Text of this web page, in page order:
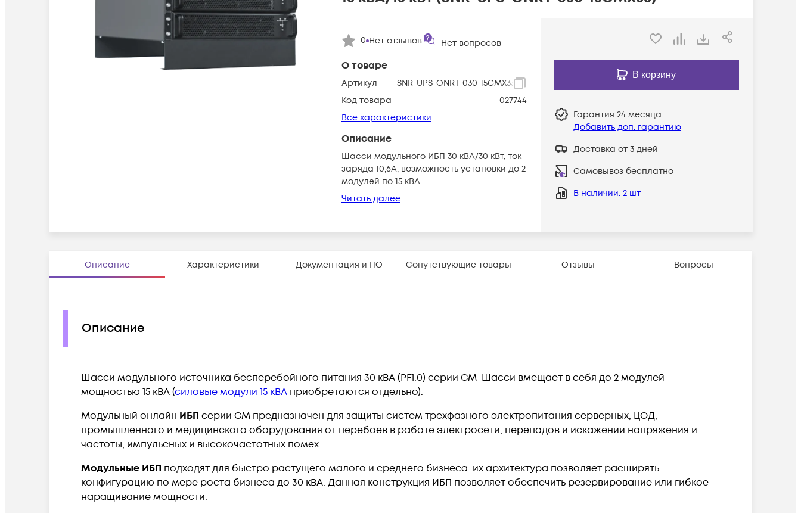
О товаре
Артикул
SNR-UPS-ONRT-030-15CMX33
Код товара
027744
Все характеристики
Описание
Шасси модульного ИБП 30 кВА/30 кВт, ток
заряда 10,6А, возможность установки до 2
модулей по 15 кВА
Читать далее
0 Нет отзывов Нет вопросов
В корзину
Гарантия 24 месяца
Добавить доп. гарантию
Доставка от 3 дней
Самовывоз бесплатно
В наличии: 2 шт
Описание Характеристики Документация и ПО Сопутствующие товары Отзывы Вопросы
Описание
Шасси модульного источника бесперебойного питания 30 кВА (PF1.0) серии CM Шасси вмещает в себя до 2 модулей
мощностью 15 кВА (силовые модули 15 кВА приобретаются отдельно).
Модульный онлайн ИБП серии CM предназначен для защиты систем трехфазного электропитания серверных, ЦОД,
промышленного и медицинского оборудования от перебоев в работе электросети, перепадов и искажений напряжения и
частоты, импульсных и высокочастотных помех.
Модульные ИБП подходят для быстро растущего малого и среднего бизнеса: их архитектура позволяет расширять
конфигурацию по мере роста бизнеса до 30 кВА. Данная конструкция ИБП позволяет обеспечить резервирование или гибкое
наращивание мощности.